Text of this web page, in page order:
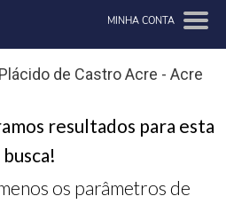
MINHA CONTA
de Castro Acre - Acre
resultados para esta
busca!
os parâmetros de